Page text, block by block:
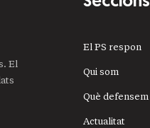
El
El PS respon
Qui som
Què defensem
Actualitat